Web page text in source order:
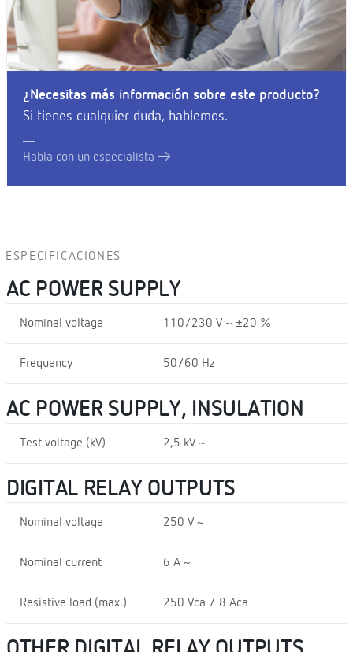
¿Necesitas más información sobre este producto?
Si tienes cualquier duda, hablemos.
Habla con un especialista
ESPECIFICACIONES
AC POWER SUPPLY
Nominal voltage 110/230 V ~ ±20 %
Frequency 50/60 Hz
AC POWER SUPPLY, INSULATION
Test voltage (kV) 2,5 kV ~
DIGITAL RELAY OUTPUTS
Nominal voltage 250 V ~
Nominal current 6 A ~
Resistive load (max.) 250 Vca / 8 Aca